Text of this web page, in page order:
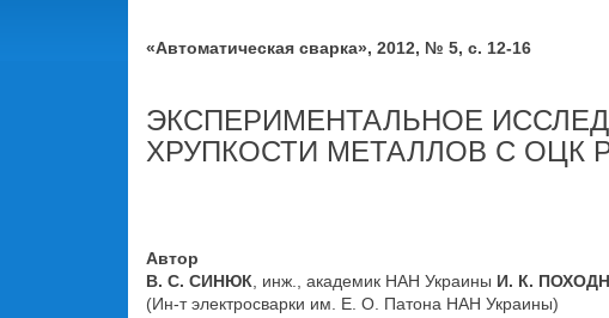
«Автоматическая сварка», 2012, № 5, с. 12-16
ЭКСПЕРИМЕНТАЛЬНОЕ
ХРУПКОСТИ МЕТАЛЛОВ С ОЦК
Автор
В. С. СИНЮК , инж., академик НАН Украины И. К.
(Ин-т электросварки им. Е. О. Патона НАН Украины)